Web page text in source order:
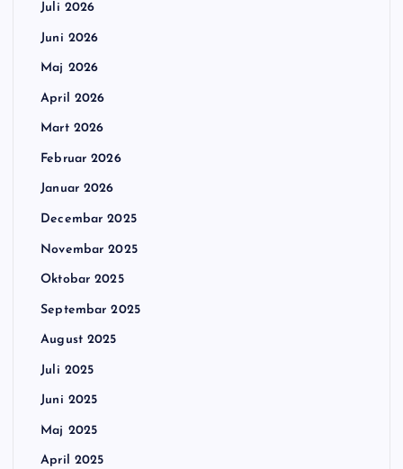
Juli 2026
Juni 2026
Maj 2026
April 2026
Mart 2026
Februar 2026
Januar 2026
Decembar 2025
Novembar 2025
Oktobar 2025
Septembar 2025
August 2025
Juli 2025
Juni 2025
Maj 2025
April 2025